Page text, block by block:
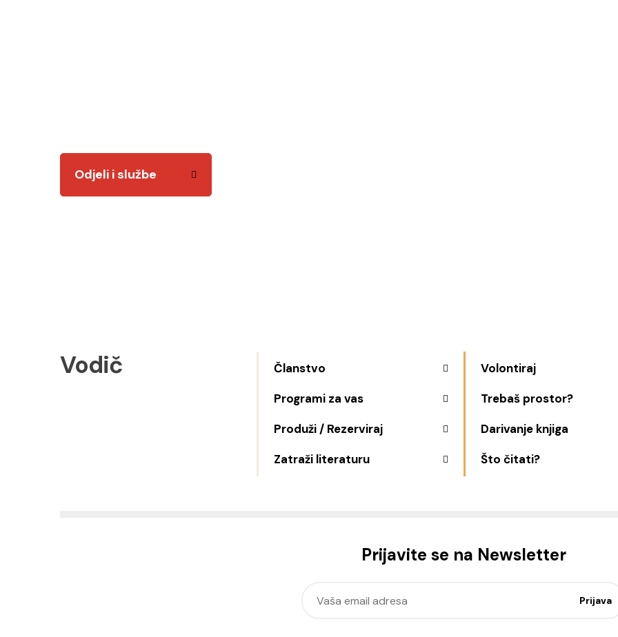
Odjeli i službe
Vodič
Članstvo
Programi za vas
Produži / Rezerviraj
Zatraži literaturu
Volontiraj
Trebaš prostor?
Darivanje knjiga
Što čitati?
Prijavite se na Newsletter